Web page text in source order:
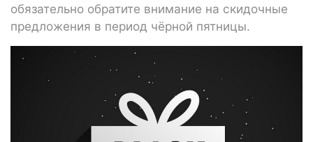
обязательно обратите внимание на скидочные
предложения в период чёрной пятницы.